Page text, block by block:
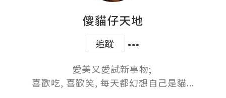
傻貓仔天地
追蹤
愛美又愛試新事物;
喜歡吃, 喜歡笑, 每天都幻想自己是貓...